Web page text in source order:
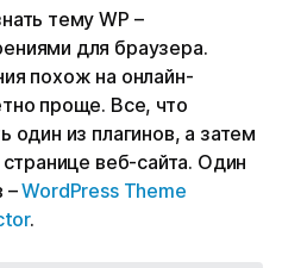
тему WP –
для браузера.
похож на онлайн-
проще. Все, что
один из плагинов, а затем
странице веб-сайта. Один
–WordPress Theme
.